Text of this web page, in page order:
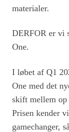
materialer.
DERFOR er vi
One.
I løbet af Q1
One med det
skift mellem
Prisen kender
gamechanger,